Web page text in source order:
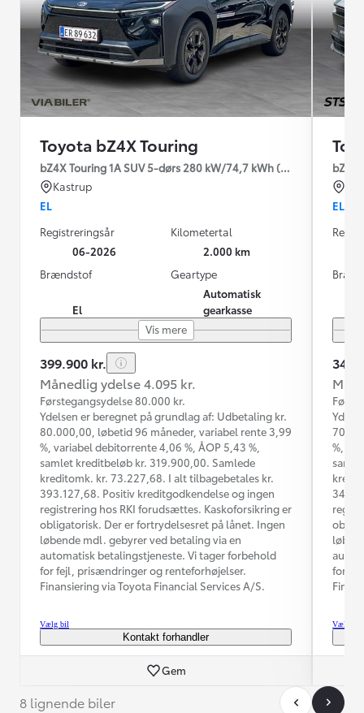
Toyota bZ4X Touring
bZ4X Touring 1A SUV 5-dørs 280 kW/74,7 kWh (380 hk) aut.
Kastrup
EL
Registreringsår
06-2026
Kilometertal
2.000 km
Brændstof
El
Geartype
Automatisk
gearkasse
Vis mere
399.900 kr.
Månedlig ydelse 4.095 kr.
Førstegangsydelse 80.000 kr.
Ydelsen er beregnet på grundlag af: Udbetaling kr.
80.000,00, løbetid 96 måneder, variabel rente 3,99
%, variabel debitorrente 4,06 %, ÅOP 5,43 %,
samlet kreditbeløb kr. 319.900,00. Samlede
kreditomk. kr. 73.227,68. I alt tilbagebetales kr.
393.127,68. Positiv kreditgodkendelse og ingen
registrering hos RKI forudsættes. Kaskoforsikring er
obligatorisk. Der er fortrydelsesret på lånet. Ingen
løbende mdl. gebyrer ved betaling via en
automatisk betalingstjeneste. Vi tager forbehold
for fejl, prisændringer og renteforhøjelser.
Finansiering via Toyota Financial Services A/S.
Vælg bil
Kontakt forhandler
Gem
bZ4X
EL
%,
for
Vælg bil
8 lignende biler